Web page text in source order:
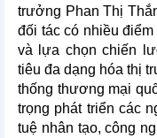
trưởng Phan Thị
đối tác có nhiều
và lựa chọn chiến
tiêu đa dạng hóa thị
thống thương mại
trọng phát triển các
tuệ nhân tạo, công